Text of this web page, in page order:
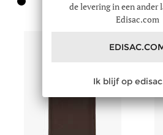
de levering in een ander
Edisac.com
Ik blijf op